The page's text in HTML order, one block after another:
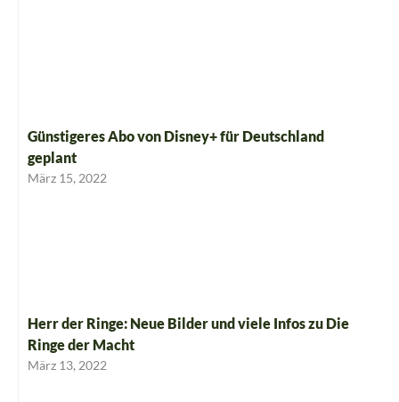
Günstigeres Abo von Disney+ für Deutschland
geplant
März 15, 2022
Herr der Ringe: Neue Bilder und viele Infos zu Die
Ringe der Macht
März 13, 2022